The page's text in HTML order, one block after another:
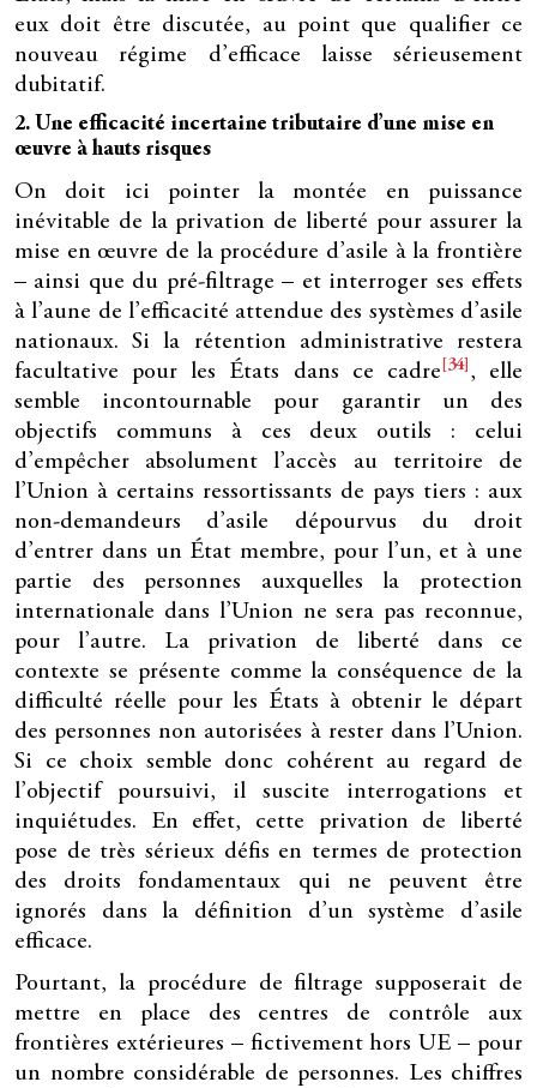
eux doit être discutée, au point que qualifier ce
nouveau régime d’efficace laisse sérieusement
dubitatif.
2. Une efficacité incertaine tributaire d’une mise en
œuvre à hauts risques
On doit ici pointer la montée en puissance
inévitable de la privation de liberté pour assurer la
mise en œuvre de la procédure d’asile à la frontière
– ainsi que du pré-filtrage – et interroger ses effets
à l’aune de l’efficacité attendue des systèmes d’asile
nationaux. Si la rétention administrative restera
facultative pour les États dans ce cadre [34] , elle
semble incontournable pour garantir un des
objectifs communs à ces deux outils : celui
d’empêcher absolument l’accès au territoire de
l’Union à certains ressortissants de pays tiers : aux
non-demandeurs d’asile dépourvus du droit
d’entrer dans un État membre, pour l’un, et à une
partie des personnes auxquelles la protection
internationale dans l’Union ne sera pas reconnue,
pour l’autre. La privation de liberté dans ce
contexte se présente comme la conséquence de la
difficulté réelle pour les États à obtenir le départ
des personnes non autorisées à rester dans l’Union.
Si ce choix semble donc cohérent au regard de
l’objectif poursuivi, il suscite interrogations et
inquiétudes. En effet, cette privation de liberté
pose de très sérieux défis en termes de protection
des droits fondamentaux qui ne peuvent être
ignorés dans la définition d’un système d’asile
efficace.
Pourtant, la procédure de filtrage supposerait de
mettre en place des centres de contrôle aux
frontières extérieures – fictivement hors UE – pour
un nombre considérable de personnes. Les chiffres